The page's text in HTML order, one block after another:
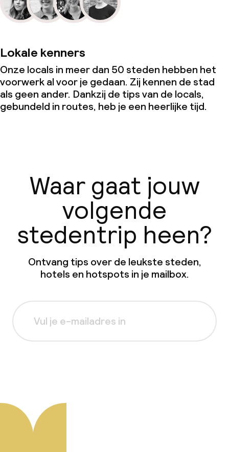
Lokale kenners
Onze locals in meer dan 50 steden hebben het
voorwerk al voor je gedaan. Zij kennen de stad
als geen ander. Dankzij de tips van de locals,
gebundeld in routes, heb je een heerlijke tijd.
Waar gaat jouw
volgende
stedentrip heen?
Ontvang tips over de leukste steden,
hotels en hotspots in je mailbox.